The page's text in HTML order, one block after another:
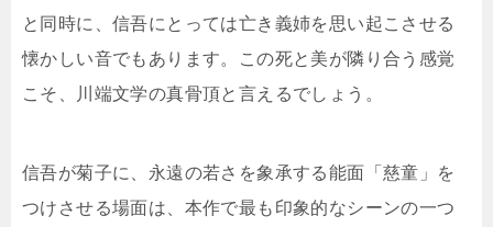
と同時に、信吾にとっては亡き義姉を思い起こさせる
懐かしい音でもあります。この死と美が隣り合う感覚
こそ、川端文学の真骨頂と言えるでしょう。
信吾が菊子に、永遠の若さを象承する能面「慈童」を
つけさせる場面は、本作で最も印象的なシーンの一つ